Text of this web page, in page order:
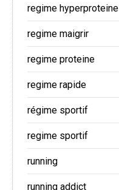
regime hyperproteine
regime maigrir
regime proteine
regime rapide
régime sportif
regime sportif
running
running addict